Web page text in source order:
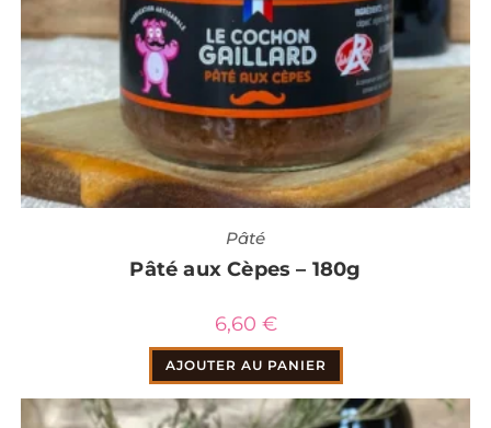
Pâté
Pâté aux Cèpes – 180g
6,60 €
AJOUTER AU PANIER